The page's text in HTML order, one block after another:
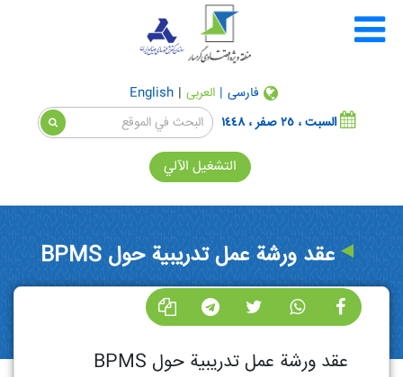
فارسی | العربی |
English
السبت ، ٢٥ صفر ، ١٤٤٨
التشغيل الآلي
عقد ورشة عمل تدريبية حول BPMS
عقد ورشة عمل تدريبية حول BPMS